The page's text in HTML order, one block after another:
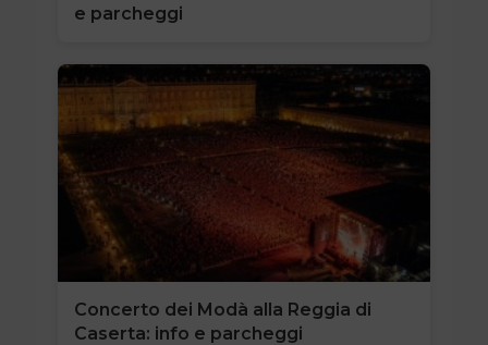
e parcheggi
Concerto dei Modà alla Reggia di
Caserta: info e parcheggi